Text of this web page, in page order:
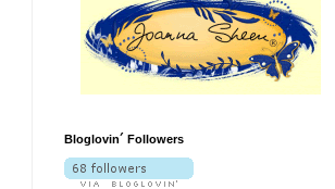
Bloglovin´ Followers